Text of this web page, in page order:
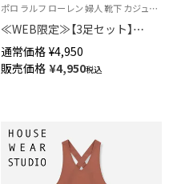
ポロ ラルフ ローレン 婦人 靴下 カジュアル 26SS
≪WEB限定≫【3足セット】
POLO RALPH LAUREN PRE
SPRING BEAR ＆ WAFFLE
STRIPE ＆ Polo LOGO クルー丈
通常価格 ¥4,950
販売価格 ¥4,950税込